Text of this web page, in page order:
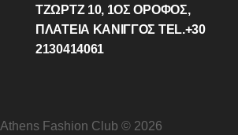
ΤΖΩΡΤΖ 10, 1ΟΣ ΌΡΟΦΟΣ,
ΠΛΑΤΕΙΑ ΚΑΝΙΓΓΟΣ TEL.+30
2130414061
Athens Fashion Club © 2026